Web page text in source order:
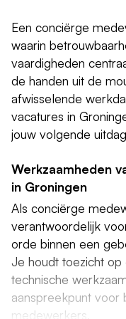
Een conciërge
waarin
vaardigheden
de handen uit de
afwisselende
vacatures in
jouw volgende
Werkzaamheden
in Groningen
Als conciërge
verantwoordelijk
orde binnen een
Je houdt toezicht
technische
aanspreekpunt voor
medewerkers.